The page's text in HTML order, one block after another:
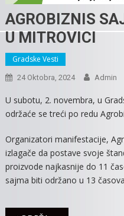
AGROBIZNIS
U MITROVICI
Gradske Vesti
24 Oktobra, 2024 Admin
U subotu, 2. novembra, u
održaće se treći po redu
Organizatori manifestacije,
izlagače da postave svoje
proizvode najkasnije do 11
sajma biti održano u 13